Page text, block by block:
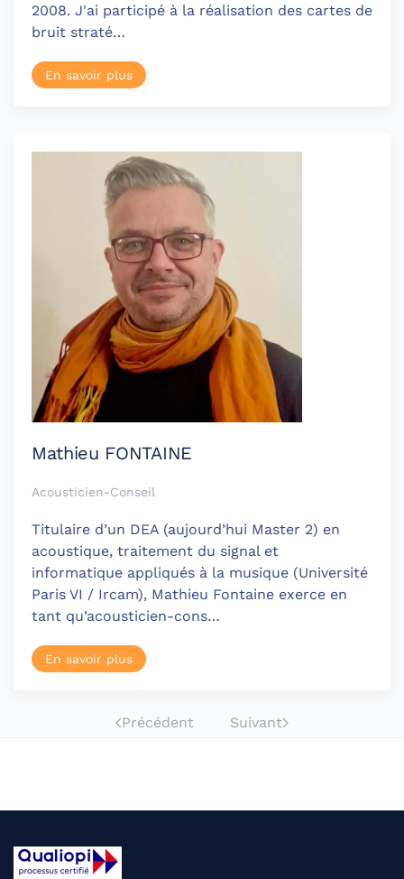
2008. J'ai participé à la réalisation des cartes de
bruit straté…
En savoir plus
Mathieu FONTAINE
Acousticien-Conseil
Titulaire d’un DEA (aujourd’hui Master 2) en
acoustique, traitement du signal et
informatique appliqués à la musique (Université
Paris VI / Ircam), Mathieu Fontaine exerce en
tant qu’acousticien-cons…
En savoir plus
Précédent Suivant